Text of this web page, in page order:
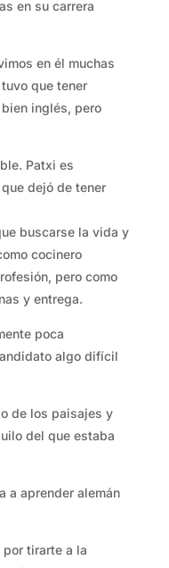
en su carrera
en él muchas
que tener
inglés, pero
Patxi es
dejó de tener
buscarse la vida y
cocinero
pero como
y entrega.
poca
algo difícil
de los paisajes y
del que estaba
a aprender alemán
por tirarte a la